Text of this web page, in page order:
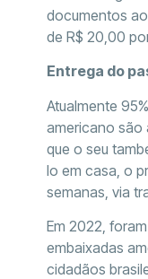
documentos
de R$ 20,00
Entrega do
Atualmente
americano são
que o seu
lo em casa, o
semanas, via
Em 2022,
embaixadas
cidadãos